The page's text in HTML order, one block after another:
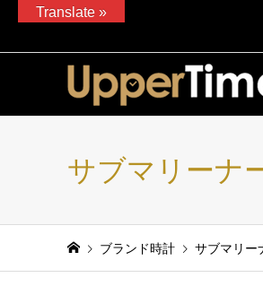
ブランド腕時計、バッグ、ジュエ
サブマリーナ
ブランド時計 サブマリー
Translate »